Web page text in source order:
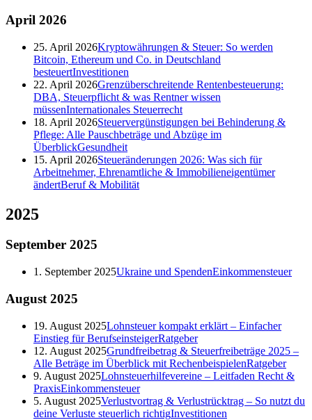
April 2026
25. April 2026Kryptowährungen & Steuer: So werden
Bitcoin, Ethereum und Co. in Deutschland
besteuertInvestitionen
22. April 2026Grenzüberschreitende Rentenbesteuerung:
DBA, Steuerpflicht & was Rentner wissen
müssenInternationales Steuerrecht
18. April 2026Steuervergünstigungen bei Behinderung &
Pflege: Alle Pauschbeträge und Abzüge im
ÜberblickGesundheit
15. April 2026Steueränderungen 2026: Was sich für
Arbeitnehmer, Ehrenamtliche & Immobilieneigentümer
ändertBeruf & Mobilität
2025
September 2025
1. September 2025Ukraine und SpendenEinkommensteuer
August 2025
19. August 2025Lohnsteuer kompakt erklärt – Einfacher
Einstieg für BerufseinsteigerRatgeber
12. August 2025Grundfreibetrag & Steuerfreibeträge 2025 –
Alle Beträge im Überblick mit RechenbeispielenRatgeber
9. August 2025Lohnsteuerhilfevereine – Leitfaden Recht &
PraxisEinkommensteuer
5. August 2025Verlustvortrag & Verlustrücktrag – So nutzt du
deine Verluste steuerlich richtigInvestitionen